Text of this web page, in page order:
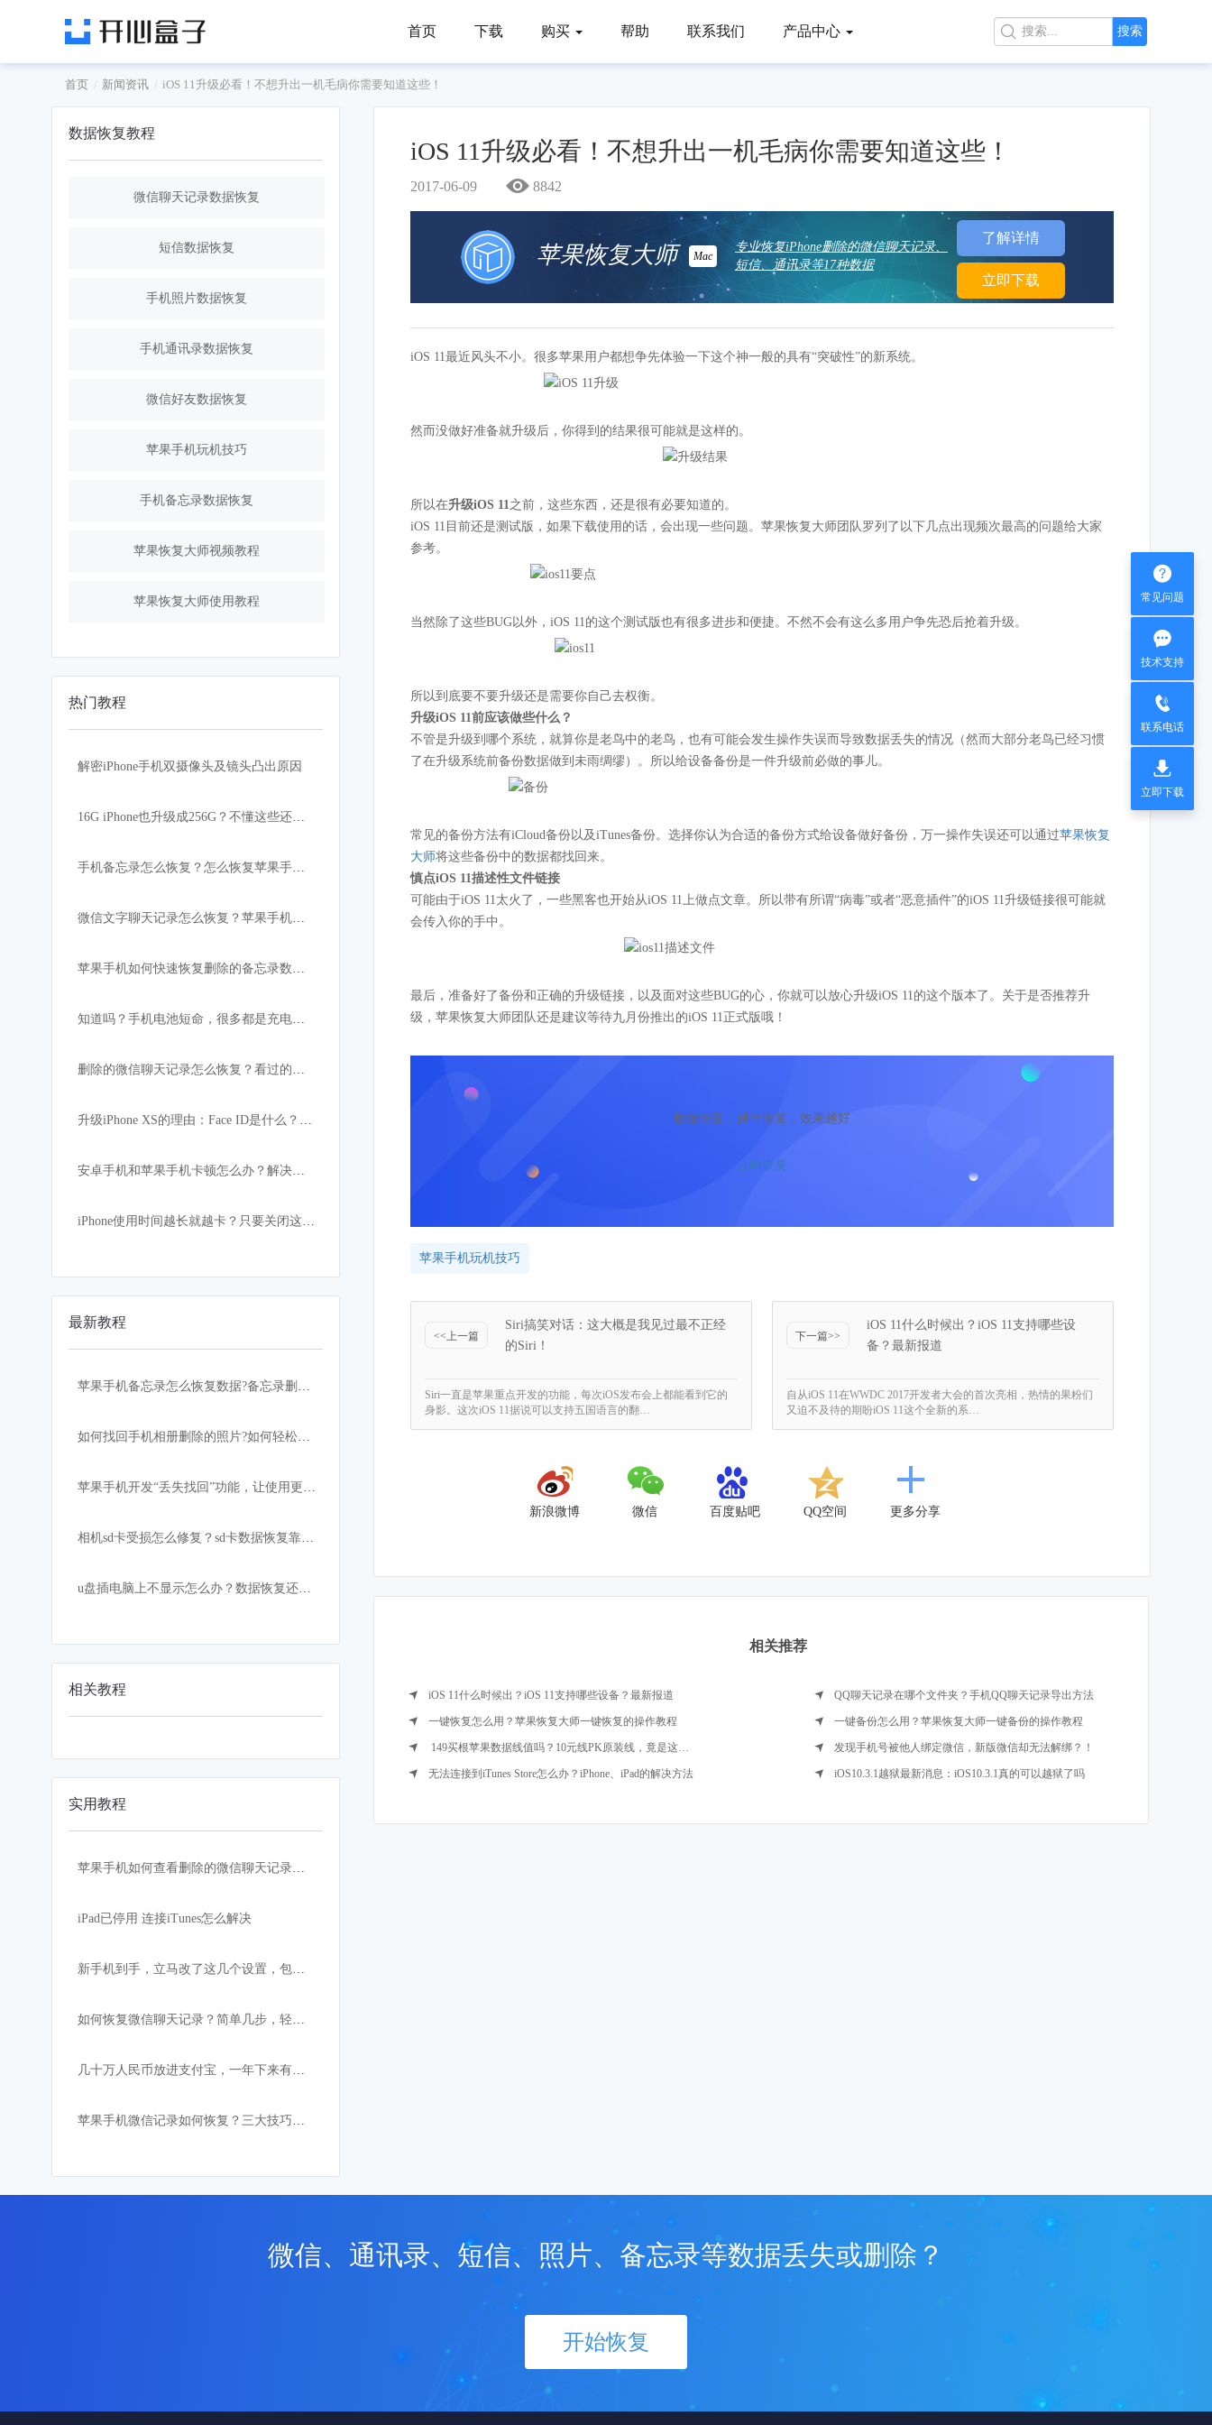
 搜索
首页 下载 购买 帮助 联系我们 产品中心
首页 新闻资讯 iOS 11升级必看！不想升出一机毛病你需要知道这些！
数据恢复教程
微信聊天记录数据恢复
短信数据恢复
手机照片数据恢复
手机通讯录数据恢复
微信好友数据恢复
苹果手机玩机技巧
手机备忘录数据恢复
苹果恢复大师视频教程
苹果恢复大师使用教程
热门教程
解密iPhone手机双摄像头及镜头凸出原因
16G iPhone也升级成256G？不懂这些还真的不行！
手机备忘录怎么恢复？怎么恢复苹果手机突然消失的备忘录内容
微信文字聊天记录怎么恢复？苹果手机微信数据恢复教程
苹果手机如何快速恢复删除的备忘录数据:iPhone必备
知道吗？手机电池短命，很多都是充电宝惹的祸！
删除的微信聊天记录怎么恢复？看过的都找回了
升级iPhone XS的理由：Face ID是什么？解锁速度比上代快
安卓手机和苹果手机卡顿怎么办？解决手机卡顿小妙招
iPhone使用时间越长就越卡？只要关闭这设置，手机立马如获重生
最新教程
苹果手机备忘录怎么恢复数据?备忘录删除怎么恢复？
如何找回手机相册删除的照片?如何轻松快速恢复？
苹果手机开发“丢失找回”功能，让使用更加安心！
相机sd卡受损怎么修复？sd卡数据恢复靠这招
u盘插电脑上不显示怎么办？数据恢复还有希望吗
相关教程
实用教程
苹果手机如何查看删除的微信聊天记录？iPhone恢复误删微信记录方法
iPad已停用 连接iTunes怎么解决
新手机到手，立马改了这几个设置，包你流畅省电又省心！
如何恢复微信聊天记录？简单几步，轻松搞定
几十万人民币放进支付宝，一年下来有多少利息？支付宝的逆天功能
苹果手机微信记录如何恢复？三大技巧助你找回
iOS 11升级必看！不想升出一机毛病你需要知道这些！
2017-06-09 8842
苹果恢复大师 Mac
专业恢复iPhone删除的微信聊天记录、
短信、通讯录等17种数据
了解详情
立即下载
iOS 11最近风头不小。很多苹果用户都想争先体验一下这个神一般的具有“突破性”的新系统。
然而没做好准备就升级后，你得到的结果很可能就是这样的。
所以在升级iOS 11之前，这些东西，还是很有必要知道的。
iOS 11目前还是测试版，如果下载使用的话，会出现一些问题。苹果恢复大师团队罗列了以下几点出现频次最高的问题给大家
参考。
当然除了这些BUG以外，iOS 11的这个测试版也有很多进步和便捷。不然不会有这么多用户争先恐后抢着升级。
所以到底要不要升级还是需要你自己去权衡。
升级iOS 11前应该做些什么？
不管是升级到哪个系统，就算你是老鸟中的老鸟，也有可能会发生操作失误而导致数据丢失的情况（然而大部分老鸟已经习惯
了在升级系统前备份数据做到未雨绸缪）。所以给设备备份是一件升级前必做的事儿。
常见的备份方法有iCloud备份以及iTunes备份。选择你认为合适的备份方式给设备做好备份，万一操作失误还可以通过苹果恢复
大师将这些备份中的数据都找回来。
慎点iOS 11描述性文件链接
可能由于iOS 11太火了，一些黑客也开始从iOS 11上做点文章。所以带有所谓“病毒”或者“恶意插件”的iOS 11升级链接很可能就
会传入你的手中。
最后，准备好了备份和正确的升级链接，以及面对这些BUG的心，你就可以放心升级iOS 11的这个版本了。关于是否推荐升
级，苹果恢复大师团队还是建议等待九月份推出的iOS 11正式版哦！
数据恢复，越早恢复，效果越好
立即恢复
苹果手机玩机技巧
<<上一篇
Siri搞笑对话：这大概是我见过最不正经
的Siri！
Siri一直是苹果重点开发的功能，每次iOS发布会上都能看到它的
身影。这次iOS 11据说可以支持五国语言的翻…
下一篇>>
iOS 11什么时候出？iOS 11支持哪些设
备？最新报道
自从iOS 11在WWDC 2017开发者大会的首次亮相，热情的果粉们
又迫不及待的期盼iOS 11这个全新的系…
新浪微博 微信 百度贴吧 QQ空间 更多分享
相关推荐
iOS 11什么时候出？iOS 11支持哪些设备？最新报道 QQ聊天记录在哪个文件夹？手机QQ聊天记录导出方法
一键恢复怎么用？苹果恢复大师一键恢复的操作教程 一键备份怎么用？苹果恢复大师一键备份的操作教程
149买根苹果数据线值吗？10元线PK原装线，竟是这种结果！ 发现手机号被他人绑定微信，新版微信却无法解绑？！
无法连接到iTunes Store怎么办？iPhone、iPad的解决方法 iOS10.3.1越狱最新消息：iOS10.3.1真的可以越狱了吗
微信、通讯录、短信、照片、备忘录等数据丢失或删除？
开始恢复

常见问题

技术支持

联系电话

立即下载